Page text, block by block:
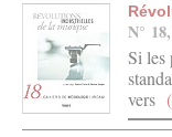
N°
Si les
vers